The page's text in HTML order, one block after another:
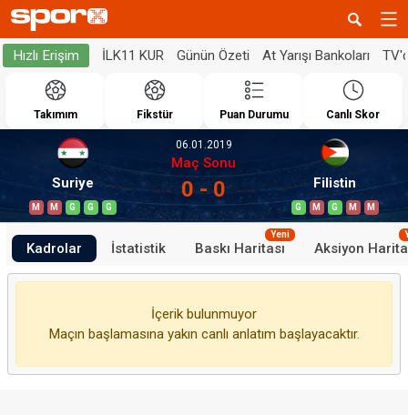
Hızlı Erişim İLK11 KUR Günün Özeti At Yarışı Bankoları
Takımım Fikstür Puan Durumu Canlı Skor
Suriye
M M G G G
06.01.2019
Maç Sonu
0 - 0 Filistin
G M G M M
Kadrolar İstatistik Baskı Haritası
Yeni
Aksiyon
İçerik bulunmuyor
Maçın başlamasına yakın canlı anlatım başlayacaktır.